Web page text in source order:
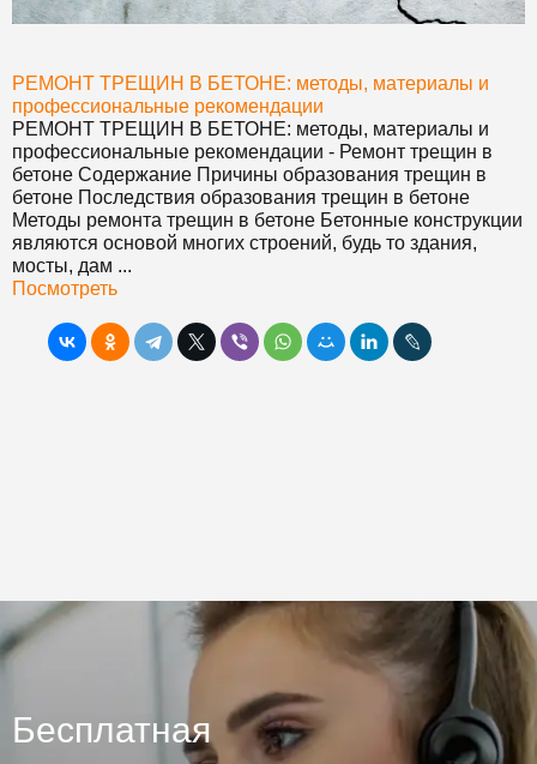
РЕМОНТ ТРЕЩИН В БЕТОНЕ: методы, материалы и
профессиональные рекомендации
РЕМОНТ ТРЕЩИН В БЕТОНЕ: методы, материалы и
профессиональные рекомендации - Ремонт трещин в
бетоне Содержание Причины образования трещин в
бетоне Последствия образования трещин в бетоне
Методы ремонта трещин в бетоне Бетонные конструкции
являются основой многих строений, будь то здания,
мосты, дам ...
Посмотреть
Бесплатная